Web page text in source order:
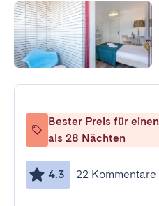
Bester Preis für
als 28 Nächten
4.3 22 Kommentare